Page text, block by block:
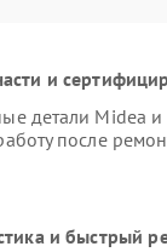
и
детали Midea
после
и быстрый